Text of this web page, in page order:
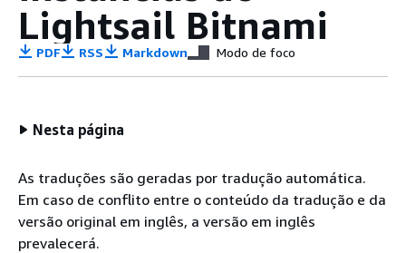
Lightsail Bitnami
PDF RSS Markdown Modo de foco
Nesta página
As traduções são geradas por tradução automática.
Em caso de conflito entre o conteúdo da tradução e da
versão original em inglês, a versão em inglês
prevalecerá.